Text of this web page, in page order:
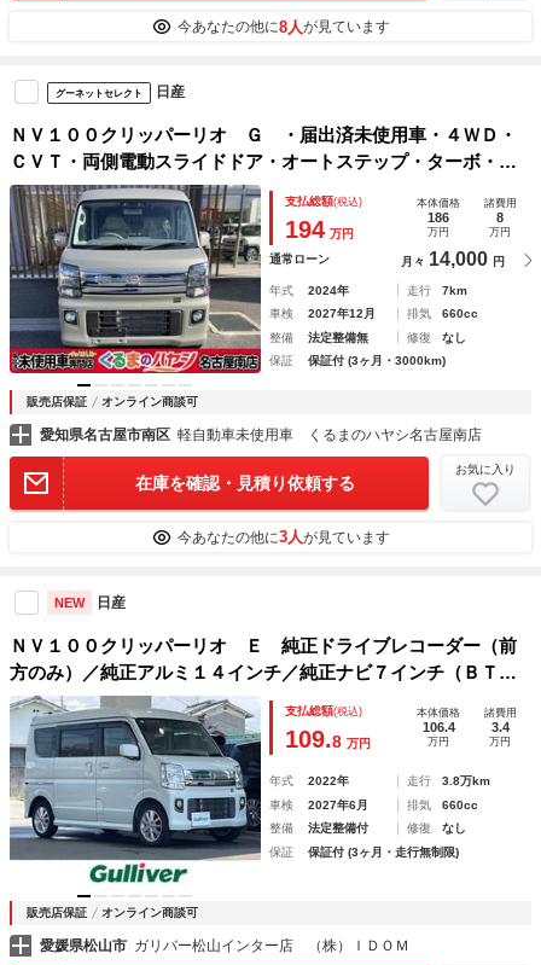
今あなたの他に8人が見ています
グーネットセレクト 日産
ＮＶ１００クリッパーリオ Ｇ ・届出済未使用車・４ＷＤ・
ＣＶＴ・両側電動スライドドア・オートステップ・ターボ・シ
ートヒーター・ＵＳＢ電源ソケット・ハイルーフ・フォグラン
プ・ＬＥＤヘッドライト・アルミホイール
支払総額(税込)
194 万円
本体価格
186
万円
諸費用
8
万円
通常ローン 月々 14,000 円
年式 2024年 走行
7km
車検
2027年12月 排気
660cc
整備
法定整備無 修復
なし
保証
保証付 (3ヶ月・3000km)
販売店保証 オンライン商談可
愛知県名古屋市南区 軽自動車未使用車 くるまのハヤシ名古屋南店
在庫を確認・見積り依頼する
お気に入り
今あなたの他に3人が見ています
NEW 日産
ＮＶ１００クリッパーリオ Ｅ 純正ドライブレコーダー（前
方のみ）／純正アルミ１４インチ／純正ナビ７インチ（ＢＴ／
ＡＭ／ＦＭ）／バックカメラ／片側パワースライドドア／フル
セグテレビ／スペアキー／記録簿／取扱説明書／保証書
支払総額(税込)
109.8 万円
本体価格
106.4
万円
諸費用
3.4
万円
年式 2022年 走行
3.8万km
車検
2027年6月 排気
660cc
整備
法定整備付 修復
なし
保証
保証付 (3ヶ月・走行無制限)
販売店保証 オンライン商談可
愛媛県松山市 ガリバー松山インター店 （株）ＩＤＯＭ